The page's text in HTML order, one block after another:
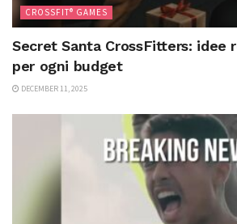
CROSSFIT® GAMES
Secret Santa CrossFitters: idee
per ogni budget
DECEMBER 11, 2025